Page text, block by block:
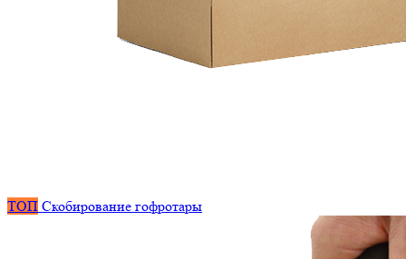
ТОП Скобирование гофротары